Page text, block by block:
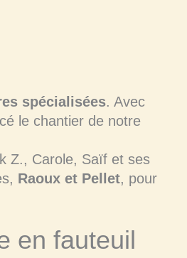
spécialisées. Avec
le chantier de notre
Z., Carole, Saïf et ses
Raoux et Pellet, pour
en fauteuil